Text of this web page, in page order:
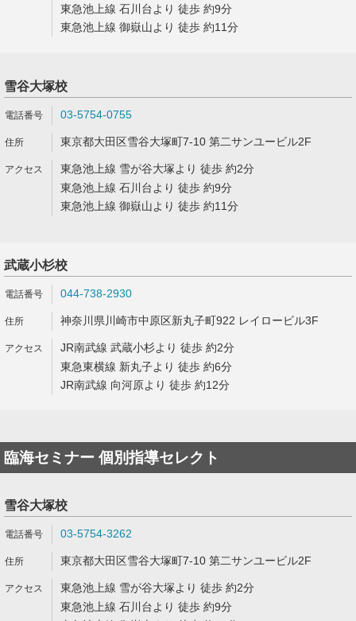
東急池上線 石川台より 徒歩 約9分
東急池上線 御嶽山より 徒歩 約11分
雪谷大塚校
03-5754-0755
東京都大田区雪谷大塚町7-10 第二サンユービル2F
東急池上線 雪が谷大塚より 徒歩 約2分
東急池上線 石川台より 徒歩 約9分
東急池上線 御嶽山より 徒歩 約11分
武蔵小杉校
044-738-2930
神奈川県川崎市中原区新丸子町922 レイロービル3F
JR南武線 武蔵小杉より 徒歩 約2分
東急東横線 新丸子より 徒歩 約6分
JR南武線 向河原より 徒歩 約12分
臨海セミナー 個別指導セレクト
雪谷大塚校
03-5754-3262
東京都大田区雪谷大塚町7-10 第二サンユービル2F
東急池上線 雪が谷大塚より 徒歩 約2分
東急池上線 石川台より 徒歩 約9分